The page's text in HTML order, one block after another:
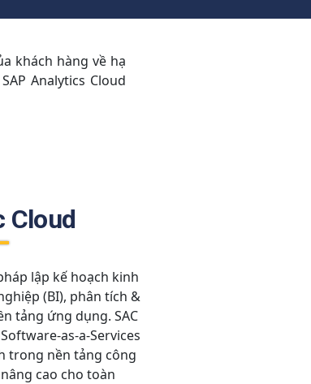
khách hàng về hạ
Analytics Cloud
Cloud
lập kế hoạch kinh
(BI), phân tích &
tảng ứng dụng. SAC
as-a-Services
trong nền tảng công
cao cho toàn